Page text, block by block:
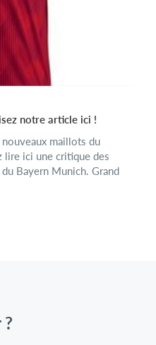
notre article ici !
maillots du
lire ici une critique des
Bayern Munich. Grand